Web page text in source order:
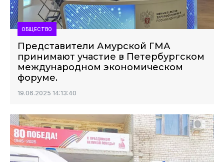
ОБЩЕСТВО
Представители Амурской ГМА
принимают участие в Петербургском
международном экономическом
форуме.
19.06.2025 14:13:40